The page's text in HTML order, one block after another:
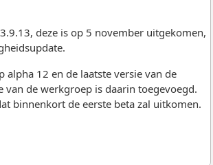
deze is op 5 november uitgekomen,
alpha 12 en de laatste versie van de
van de werkgroep is daarin toegevoegd.
binnenkort de eerste beta zal uitkomen.